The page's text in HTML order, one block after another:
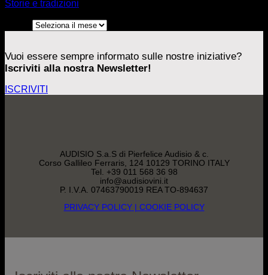
Storie e tradizioni
Vuoi essere sempre informato sulle nostre iniziative?
Iscriviti alla nostra Newsletter!
ISCRIVITI
AUDISIO S.a.S di Pierfelice Audisio & c.
Corso Gallileo Ferraris, 124 10129 TORINO ITALY
Tel. +39 011 568 36 98
info@audisiovini.it
P. I.V.A. 07463790019 REA TO-894637
PRIVACY POLICY| COOKIE POLICY